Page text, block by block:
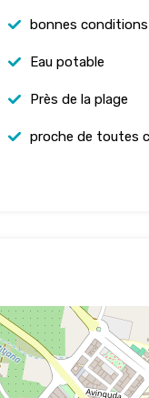
bonnes conditions
Eau potable
Près de la plage
proche de toutes